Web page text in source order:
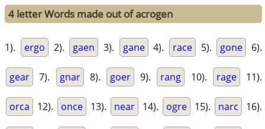
4 letter Words made out of acrogen
1). ergo 2). gaen 3). gane 4). race 5). gone 6).
gear 7). gnar 8). goer 9). rang 10). rage 11).
orca 12). once 13). near 14). ogre 15). narc 16).